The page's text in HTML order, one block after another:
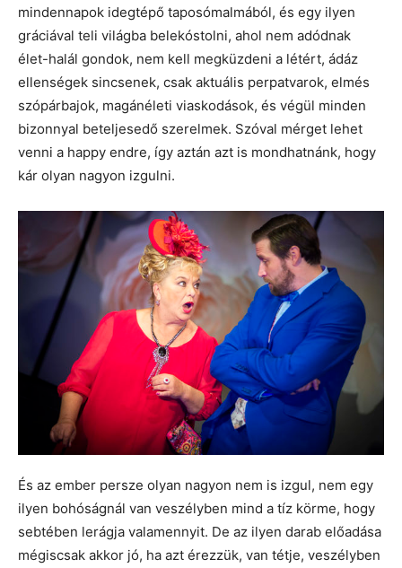
mindennapok idegtépő taposómalmából, és egy ilyen
gráciával teli világba belekóstolni, ahol nem adódnak
élet-halál gondok, nem kell megküzdeni a létért, ádáz
ellenségek sincsenek, csak aktuális perpatvarok, elmés
szópárbajok, magánéleti viaskodások, és végül minden
bizonnyal beteljesedő szerelmek. Szóval mérget lehet
venni a happy endre, így aztán azt is mondhatnánk, hogy
kár olyan nagyon izgulni.
És az ember persze olyan nagyon nem is izgul, nem egy
ilyen bohóságnál van veszélyben mind a tíz körme, hogy
sebtében lerágja valamennyit. De az ilyen darab előadása
mégiscsak akkor jó, ha azt érezzük, van tétje, veszélyben